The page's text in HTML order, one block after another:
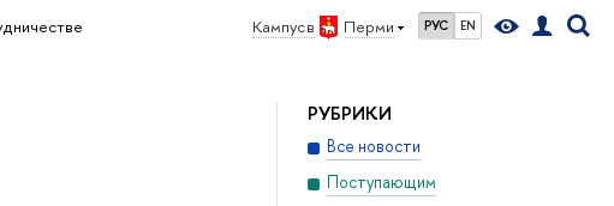
Кампус в Перми РУС EN
РУБРИКИ
Все новости
Поступающим